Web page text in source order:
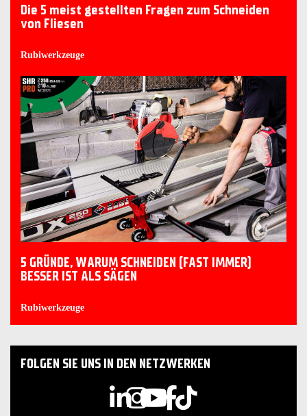
Die 5 meist gestellten Fragen zum Schneiden
von Fliesen
Rubiwerkzeuge
5 GRÜNDE, WARUM SCHNEIDEN (FAST IMMER)
BESSER IST ALS SÄGEN
Rubiwerkzeuge
FOLGEN SIE UNS IN DEN NETZWERKEN